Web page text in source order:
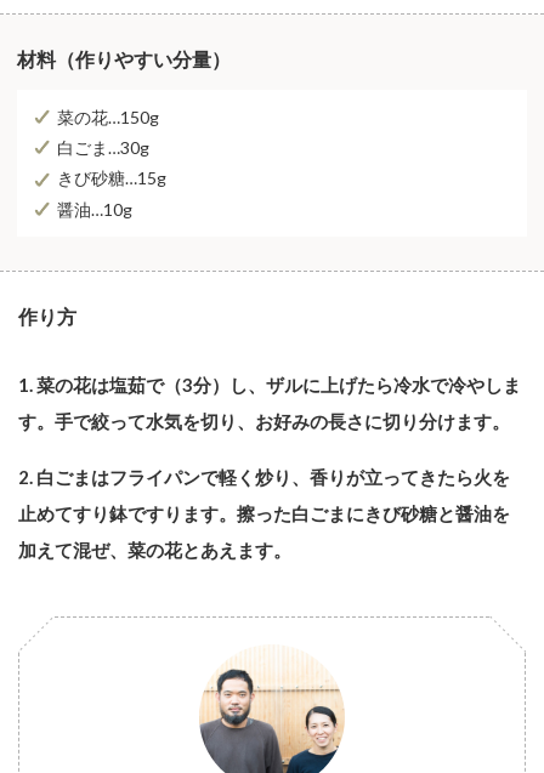
材料（作りやすい分量）
菜の花…150g
白ごま…30g
きび砂糖…15g
醤油…10g
作り方
1. 菜の花は塩茹で（3分）し、ザルに上げたら冷水で冷やしま
す。手で絞って水気を切り、お好みの長さに切り分けます。
2. 白ごまはフライパンで軽く炒り、香りが立ってきたら火を
止めてすり鉢ですります。擦った白ごまにきび砂糖と醤油を
加えて混ぜ、菜の花とあえます。